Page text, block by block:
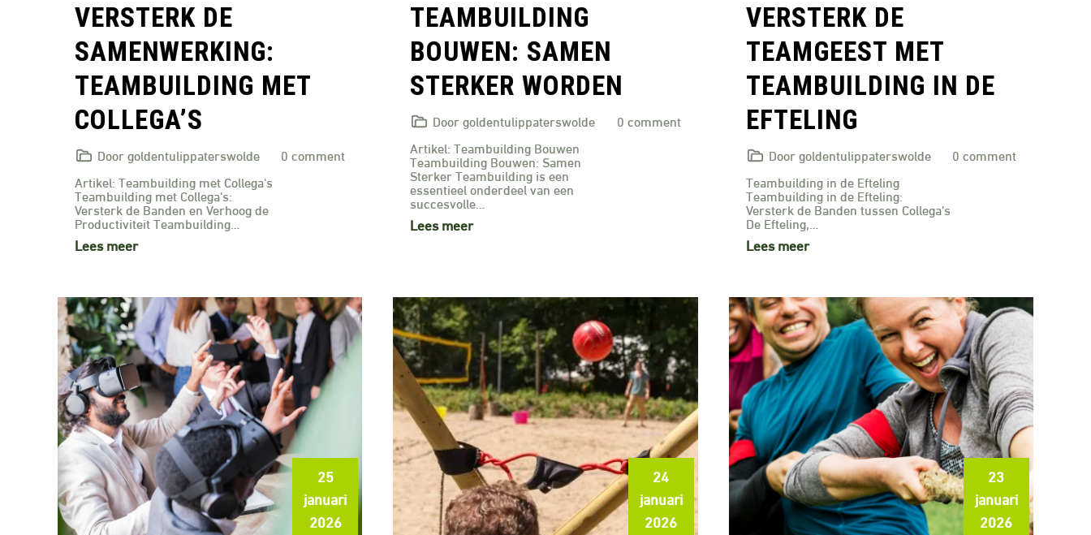
VERSTERK DE
SAMENWERKING:
TEAMBUILDING MET
COLLEGA’S
Door goldentulippaterswolde
0 comment
Artikel: Teambuilding met Collega's
Teambuilding met Collega's:
Versterk de Banden en Verhoog de
Productiviteit Teambuilding…
Lees meer
TEAMBUILDING
BOUWEN: SAMEN
STERKER WORDEN
Door goldentulippaterswolde
0 comment
Artikel: Teambuilding Bouwen
Teambuilding Bouwen: Samen
Sterker Teambuilding is een
essentieel onderdeel van een
succesvolle…
Lees meer
VERSTERK DE
TEAMGEEST MET
TEAMBUILDING IN DE
EFTELING
Door goldentulippaterswolde
0 comment
Teambuilding in de Efteling
Teambuilding in de Efteling:
Versterk de Banden tussen Collega's
De Efteling,…
Lees meer
25
januari
2026
24
januari
2026
23
januari
2026